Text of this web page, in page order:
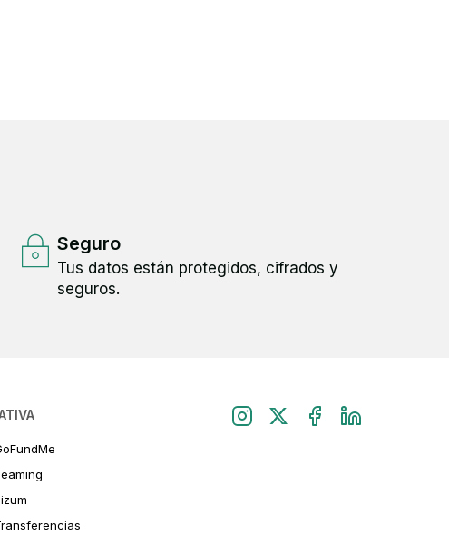
Seguro
Tus datos están protegidos, cifrados y
seguros.